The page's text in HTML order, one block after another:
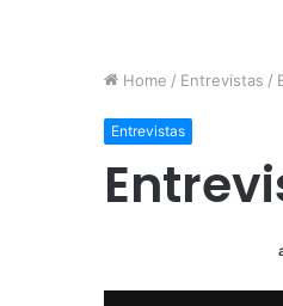
Home / Entrevistas /
Entrevistas